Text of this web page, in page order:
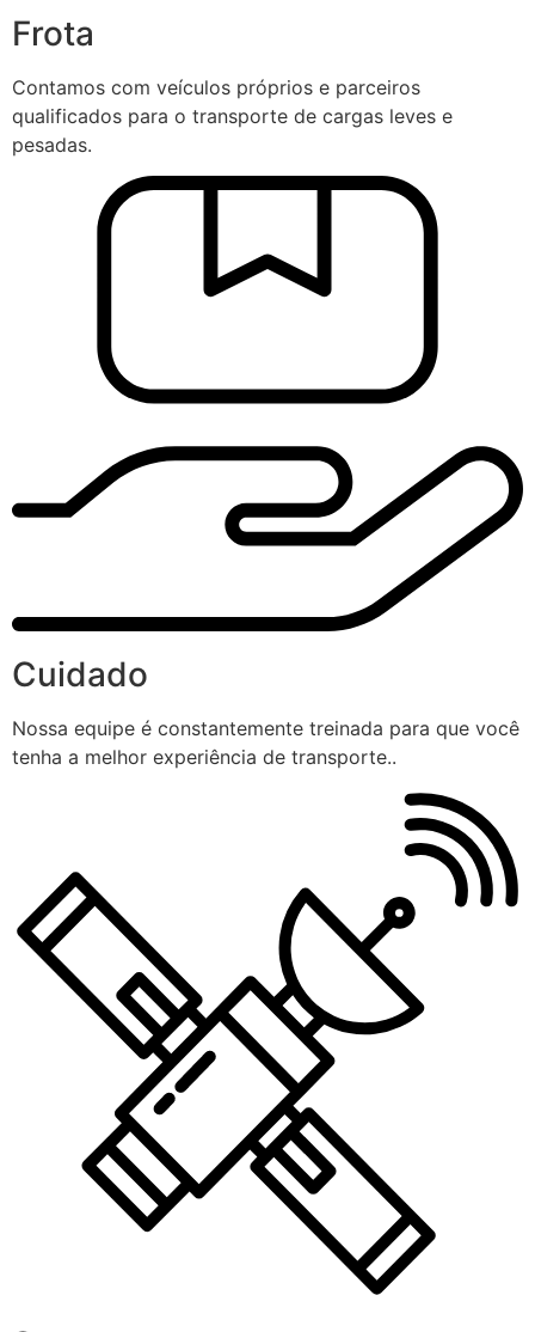
Frota
Contamos com veículos próprios e parceiros
qualificados para o transporte de cargas leves e
pesadas.
Cuidado
Nossa equipe é constantemente treinada para que você
tenha a melhor experiência de transporte..